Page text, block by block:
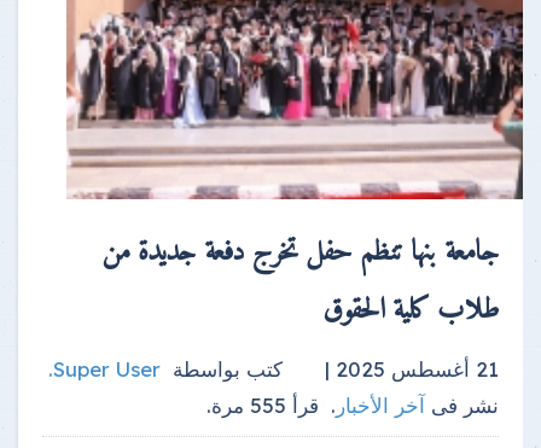
جامعة بنها تنظم حفل تخرج دفعة جديدة من
طلاب كلية الحقوق
21 أغسطس 2025 | كتب بواسطة Super User
.
نشر فى آخر الأخبار . قرأ 555 مرة.